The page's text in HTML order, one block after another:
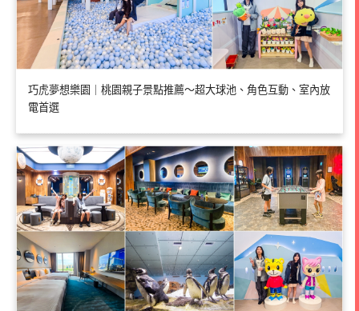
巧虎夢想樂園｜桃園親子景點推薦～超大球池、角色互動、室內放
電首選